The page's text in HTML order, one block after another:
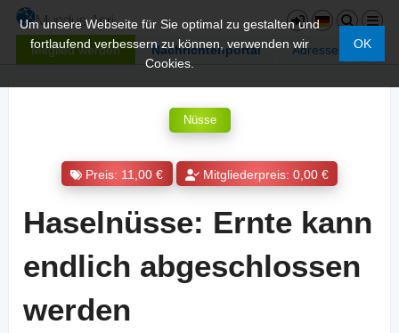
Mitglied werden Nachrichtenportal Adressen
Um unsere Webseite für Sie optimal zu gestalten und
fortlaufend verbessern zu können, verwenden wir
Cookies.
OK
Nüsse
Preis: 11,00 € Mitgliederpreis: 0,00 €
Haselnüsse: Ernte kann
endlich abgeschlossen
werden